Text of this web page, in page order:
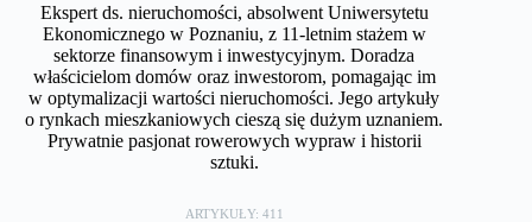
Ekspert ds. nieruchomości, absolwent Uniwersytetu
Ekonomicznego w Poznaniu, z 11-letnim stażem w
sektorze finansowym i inwestycyjnym. Doradza
właścicielom domów oraz inwestorom, pomagając im
w optymalizacji wartości nieruchomości. Jego artykuły
o rynkach mieszkaniowych cieszą się dużym uznaniem.
Prywatnie pasjonat rowerowych wypraw i historii
sztuki.
ARTYKUŁY: 411